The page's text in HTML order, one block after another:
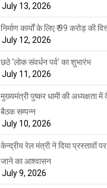
July 13, 2026
निर्माण कार्यों के लिए ₹ 99 करोड़ की
July 12, 2026
छठे ‘लोक संवर्धन पर्व’ का शुभारंभ
July 11, 2026
मुख्यमंत्री पुष्कर धामी की अध्यक्षता में
बैठक सम्पन्न
July 10, 2026
केन्द्रीय रेल मंत्री ने दिया प्रस्तावों
जाने का आश्वासन
July 9, 2026